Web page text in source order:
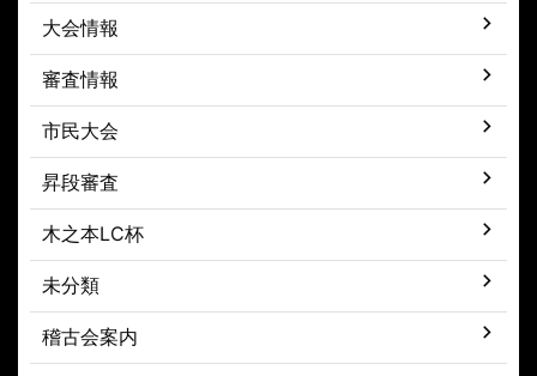
大会情報
審査情報
市民大会
昇段審査
木之本LC杯
未分類
稽古会案内